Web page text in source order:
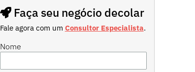
Faça seu negócio decolar
Fale agora com um Consultor Especialista.
Nome